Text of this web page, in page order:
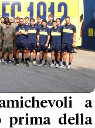
a
prima della